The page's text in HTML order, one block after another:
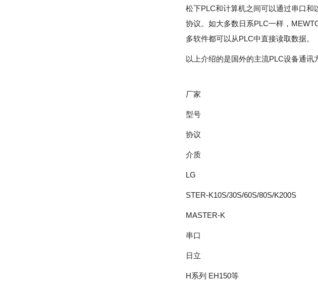
松下PLC和计算机之间可以通过串口
协议。如大多数日系PLC一样，
多软件都可以从PLC中直接读取数据。
以上介绍的是国外的主流PLC设备通
厂家
型号
协议
介质
LG
STER-K10S/30S/60S/80S/K200S
MASTER-K
串口
日立
H系列 EH150等